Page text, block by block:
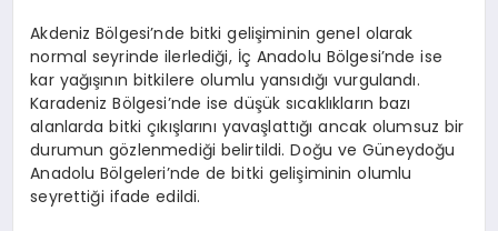
Akdeniz Bölgesi’nde bitki gelişiminin genel olarak
normal seyrinde ilerlediği, İç Anadolu Bölgesi’nde ise
kar yağışının bitkilere olumlu yansıdığı vurgulandı.
Karadeniz Bölgesi’nde ise düşük sıcaklıkların bazı
alanlarda bitki çıkışlarını yavaşlattığı ancak olumsuz bir
durumun gözlenmediği belirtildi. Doğu ve Güneydoğu
Anadolu Bölgeleri’nde de bitki gelişiminin olumlu
seyrettiği ifade edildi.